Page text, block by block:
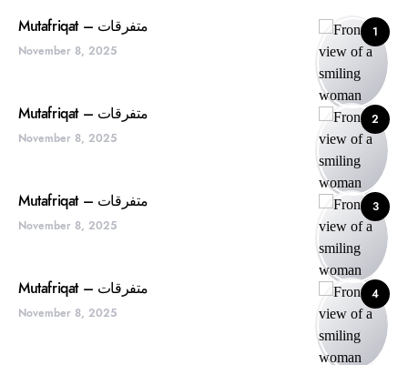
1 Mutafriqat – متفرقات
November 8, 2025
2 Mutafriqat – متفرقات
November 8, 2025
3 Mutafriqat – متفرقات
November 8, 2025
4 Mutafriqat – متفرقات
November 8, 2025